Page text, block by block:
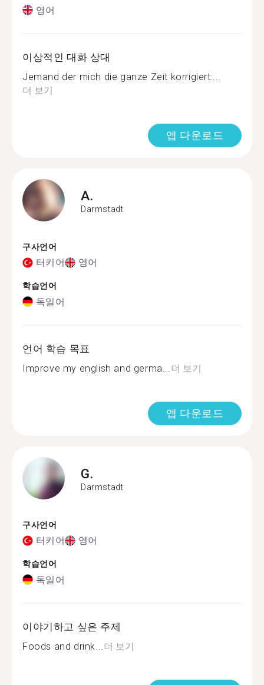
영어
이상적인 대화 상대
Jemand der mich die ganze Zeit korrigiert:...
더 보기
앱 다운로드
A.
Darmstadt
구사언어
터키어 영어
학습언어
독일어
언어 학습 목표
Improve my english and germa... 더 보기
앱 다운로드
G.
Darmstadt
구사언어
터키어 영어
학습언어
독일어
이야기하고 싶은 주제
Foods and drink... 더 보기